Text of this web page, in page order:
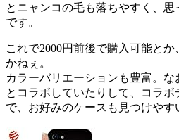
とニャンコの毛も落ちやすく、思
です。
これで2000円前後で購入可能と
かねぇ。
カラーバリエーションも豊富。
とコラボしていたりして、コラ
で、お好みのケースも見つけやす